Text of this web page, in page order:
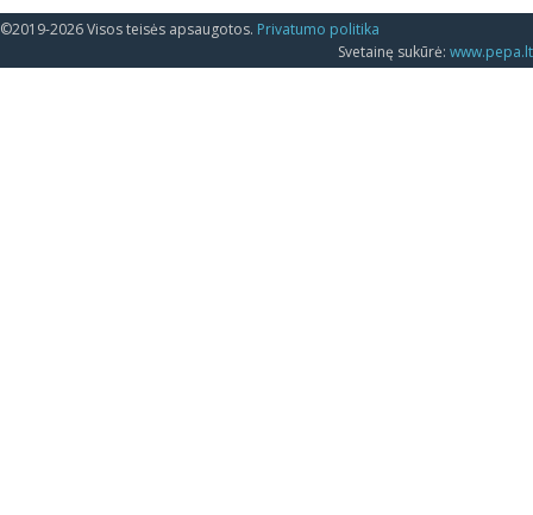
©2019-2026 Visos teisės apsaugotos. Privatumo politika
Svetainę sukūrė: www.pepa.lt